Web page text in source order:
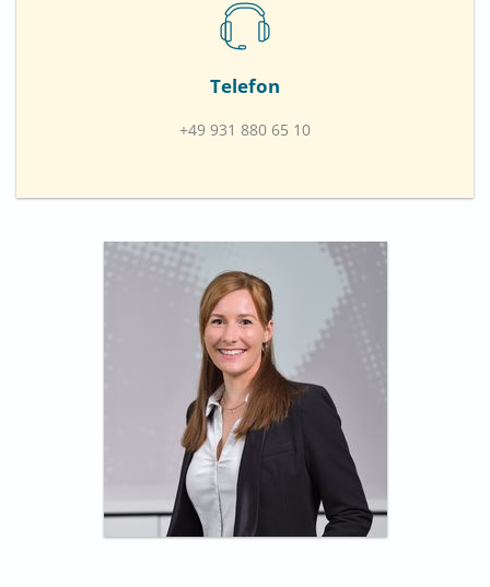
Telefon
+49 931 880 65 10